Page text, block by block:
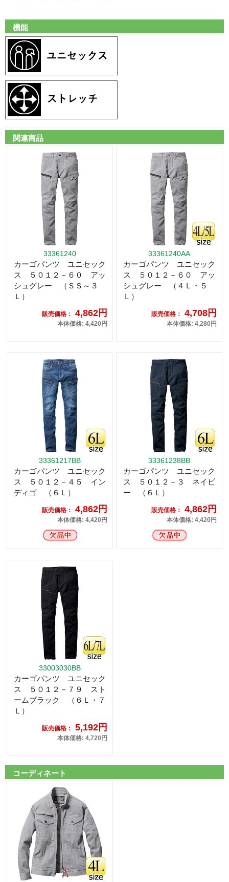
機能
関連商品
33361240
カーゴパンツ ユニセック
ス ５０１２－６０ アッ
シュグレー （ＳＳ～３
Ｌ）
販売価格： 4,862円
本体価格: 4,420円
33361240AA
カーゴパンツ ユニセック
ス ５０１２－６０ アッ
シュグレー （４Ｌ・５
Ｌ）
販売価格： 4,708円
本体価格: 4,280円
33361217BB
カーゴパンツ ユニセック
ス ５０１２－４５ イン
ディゴ （６Ｌ）
販売価格： 4,862円
本体価格: 4,420円
33361238BB
カーゴパンツ ユニセック
ス ５０１２－３ ネイビ
ー （６Ｌ）
販売価格： 4,862円
本体価格: 4,420円
33003030BB
カーゴパンツ ユニセック
ス ５０１２－７９ スト
ームブラック （６Ｌ・７
Ｌ）
販売価格： 5,192円
本体価格: 4,720円
コーディネート